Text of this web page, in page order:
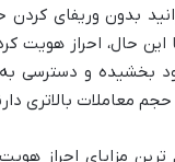
بدون وریفای
این حال، احراز هویت
بخشیده و دسترسی
حجم معاملات بالاتری
ترین مزایای احراز